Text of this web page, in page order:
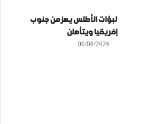
لبؤات الأطلس يهزمن جنوب
إفريقيا ويتأهلن
09/08/2026